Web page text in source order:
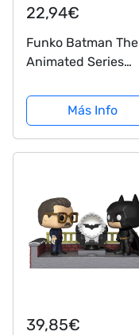
22,94€
Funko Batman The
Animated Series
Exclusive POP!
Más Info
39,85€